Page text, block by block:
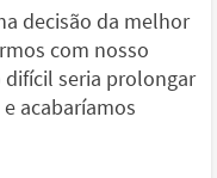
decisão da melhor
com nosso
difícil seria prolongar
acabaríamos